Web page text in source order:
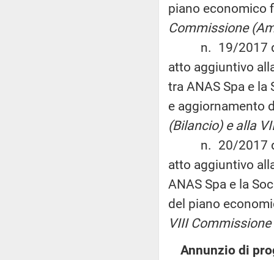
piano economico
Commissione
n. 19/2017 del
atto aggiuntivo
tra ANAS Spa e
e aggiornamento
(Bilancio) e alla
n. 20/2017 del
atto aggiuntivo
ANAS Spa e la
del piano
VIII
Annunzio di